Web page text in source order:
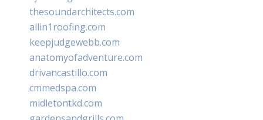
thesoundarchitects.com
allin1roofing.com
keepjudgewebb.com
anatomyofadventure.com
drivancastillo.com
cmmedspa.com
midletontkd.com